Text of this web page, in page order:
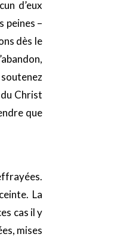
d’eux
peines –
dès le
Christ
que
La
cas il y
mises